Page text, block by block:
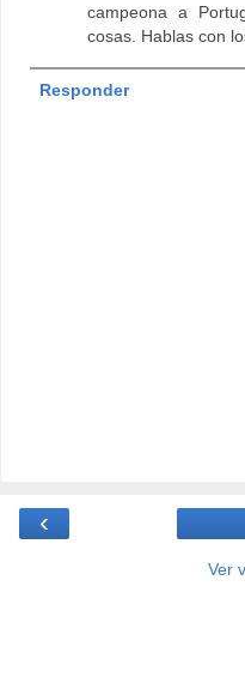
campeona a
cosas. Hablas con
Responder
‹
Ver